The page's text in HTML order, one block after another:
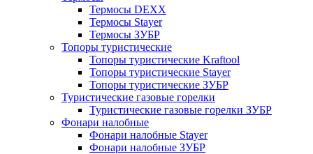
Термосы DEXX
Термосы Stayer
Термосы ЗУБР
Топоры туристические
Топоры туристические Kraftool
Топоры туристические Stayer
Топоры туристические ЗУБР
Туристические газовые горелки
Туристические газовые горелки ЗУБР
Фонари налобные
Фонари налобные Stayer
Фонари налобные ЗУБР